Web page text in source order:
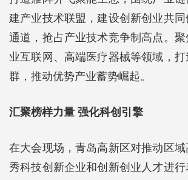
建产业技术联盟，建设创新创业共
通道，抢占产业技术竞争制高点。
业互联网、高端医疗器械等领域，
群，推动优势产业蓄势崛起。
汇聚榜样力量 强化科创引擎
在大会现场，青岛高新区对推动区
秀科技创新企业和创新创业人才进